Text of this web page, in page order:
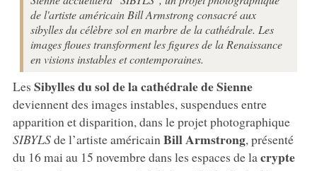
de l'artiste américain Bill Armstrong consacré aux
sibylles du célèbre sol en marbre de la cathédrale. Les
images floues transforment les figures de la Renaissance
en visions instables et contemporaines.
Les Sibylles du sol de la cathédrale de Sienne
deviennent des images instables, suspendues entre
apparition et disparition, dans le projet photographique
SIBYLSde l’artiste américain Bill Armstrong, présenté
du 16 mai au 15 novembre dans les espaces de la crypte